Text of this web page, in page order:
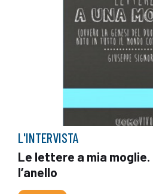
L'INTERVISTA
Le lettere a mia moglie.
l’anello